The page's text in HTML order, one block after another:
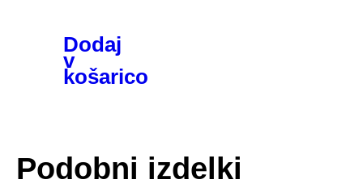
Dodaj
v
košarico
Podobni izdelki